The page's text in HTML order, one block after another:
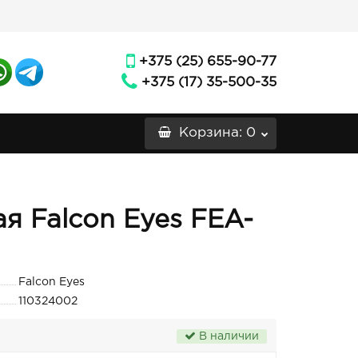
+375 (25) 655-90-77
+375 (17) 35-500-35
Корзина: 0
Falcon Eyes FEA-
Falcon Eyes
110324002
В наличии